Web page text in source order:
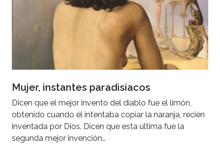
Mujer, instantes paradisíacos
Dicen que el mejor invento del diablo fue el limón,
obtenido cuando él intentaba copiar la naranja, recién
inventada por Dios. Dicen que esta última fue la
segunda mejor invención…